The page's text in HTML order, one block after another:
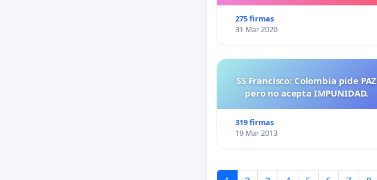
275 firmas
31 Mar 2020
SS Francisco: Colombia pide PAZ
pero no acepta IMPUNIDAD.
319 firmas
19 Mar 2013